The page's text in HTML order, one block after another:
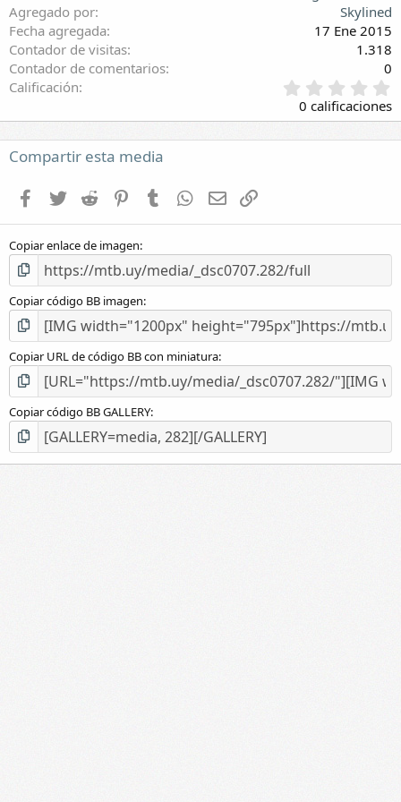
Agregado por
Skylined
Fecha agregada
17 Ene 2015
Contador de visitas
1.318
Contador de comentarios
0
Calificación
,
0
0
l
(
)
0 calificaciones
Compartir esta media
Facebook
Twitter Reddit PinterestTumblr WhatsApp
E-mail
Copiar enlace de imagen
Copiar código BB imagen
Copiar URL de código BB con miniatura
Copiar código BB GALLERY